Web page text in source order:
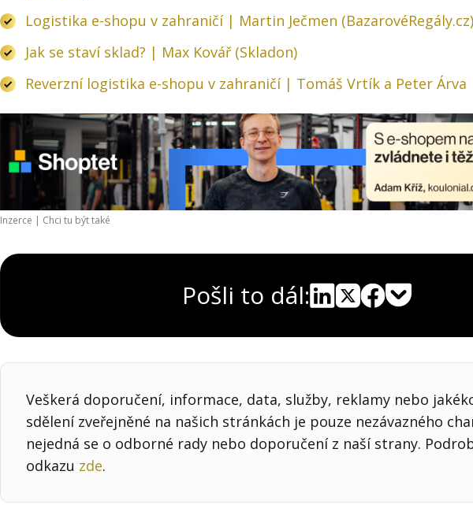
Logistika e-shopu v zahraničí | Martin Ječmen (BazarovéRegály.cz)
Jak se staví sklad? | Max Kovář (Skladon)
Reverzní logistika e-shopu v zahraničí | Tomáš Vrtík a Peter Árva
Inzerce | Chci tu být také
Pošli to dál:
Veškerá doporučení, informace, data, služby, reklamy nebo
sdělení zveřejněné na našich stránkách je pouze nezávazného
nejedná se o odborné rady nebo doporučení z naší strany.
odkazu zde.